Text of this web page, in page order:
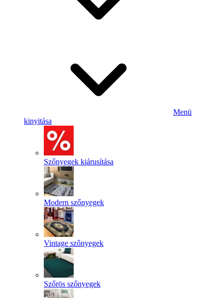
Menü
kinyitása
Szőnyegek kiárusítása
Modern szőnyegek
Vintage szőnyegek
Szőrös szőnyegek